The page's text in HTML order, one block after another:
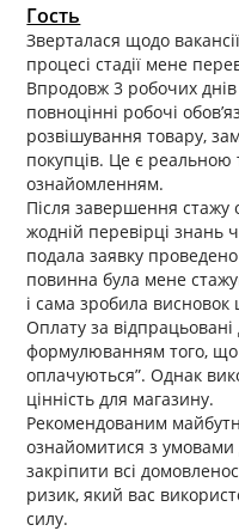
Гость
Зверталася щодо
процесі стадії мене
Впродовж 3 робочих
повноцінні робочі
розвішування товару,
покупців. Це є реальною
ознайомленням.
Після завершення
жодній перевірці знань
подала заявку
повинна була мене
і сама зробила
Оплату за відпрацьовані
формулюванням того, що
оплачуються”. Однак
цінність для магазину.
Рекомендованим
ознайомитися з умовами
закріпити всі
ризик, який вас
силу.